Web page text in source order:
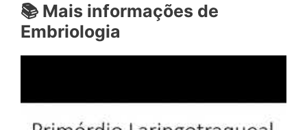
📚 Mais informações de
Embriologia